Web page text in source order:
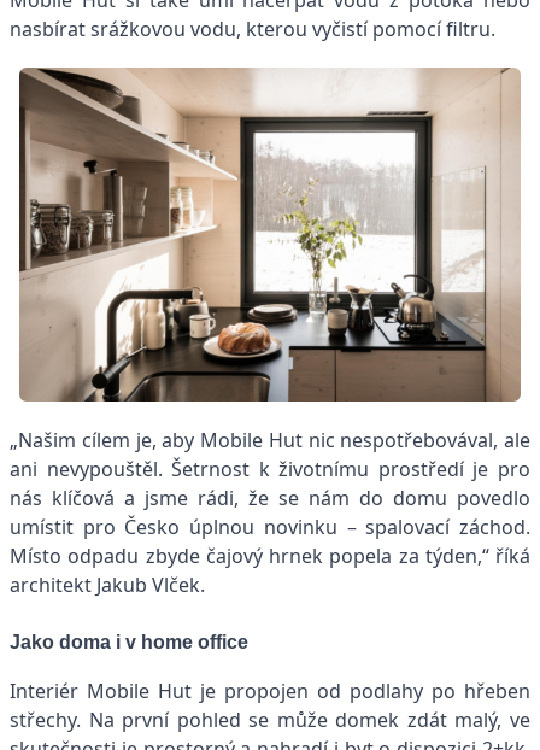
nasbírat srážkovou vodu, kterou vyčistí pomocí filtru.
„Našim cílem je, aby Mobile Hut nic nespotřebovával, ale
ani nevypouštěl. Šetrnost k životnímu prostředí je pro
nás klíčová a jsme rádi, že se nám do domu povedlo
umístit pro Česko úplnou novinku – spalovací záchod.
Místo odpadu zbyde čajový hrnek popela za týden,“ říká
architekt Jakub Vlček.
Jako doma i v home office
Interiér Mobile Hut je propojen od podlahy po hřeben
střechy. Na první pohled se může domek zdát malý, ve